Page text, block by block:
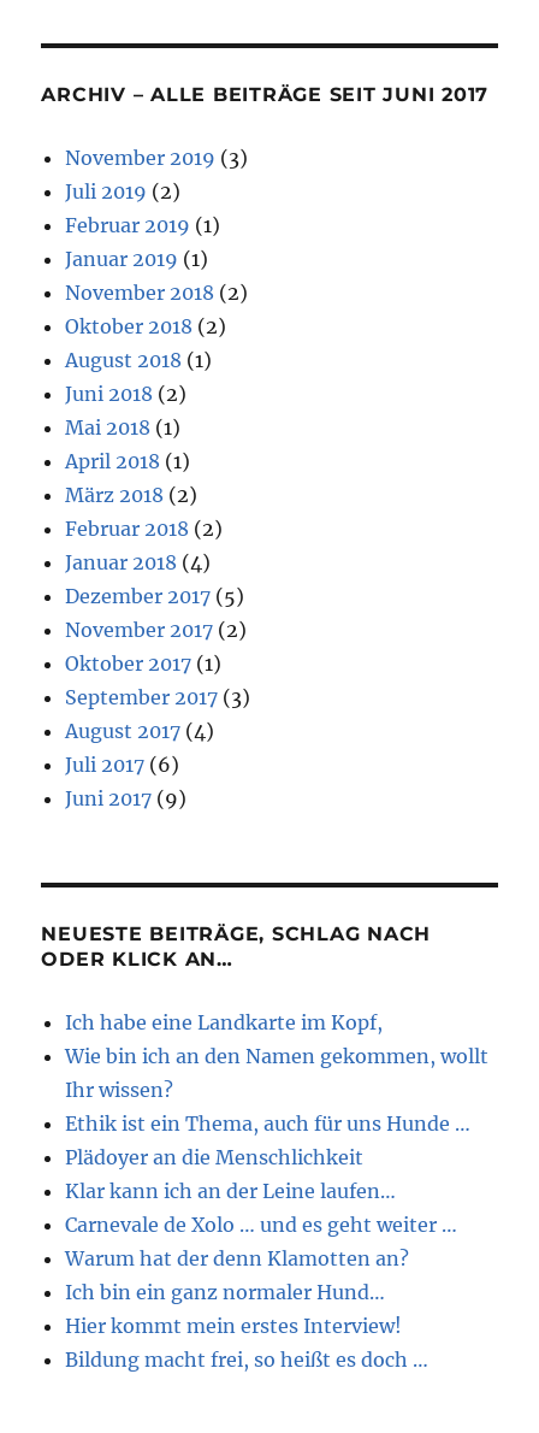
ARCHIV – ALLE BEITRÄGE SEIT JUNI 2017
November 2019 (3)
Juli 2019 (2)
Februar 2019 (1)
Januar 2019 (1)
November 2018 (2)
Oktober 2018 (2)
August 2018 (1)
Juni 2018 (2)
Mai 2018 (1)
April 2018 (1)
März 2018 (2)
Februar 2018 (2)
Januar 2018 (4)
Dezember 2017 (5)
November 2017 (2)
Oktober 2017 (1)
September 2017 (3)
August 2017 (4)
Juli 2017 (6)
Juni 2017 (9)
NEUESTE BEITRÄGE, SCHLAG NACH
ODER KLICK AN…
Ich habe eine Landkarte im Kopf,
Wie bin ich an den Namen gekommen, wollt
Ihr wissen?
Ethik ist ein Thema, auch für uns Hunde …
Plädoyer an die Menschlichkeit
Klar kann ich an der Leine laufen…
Carnevale de Xolo … und es geht weiter …
Warum hat der denn Klamotten an?
Ich bin ein ganz normaler Hund…
Hier kommt mein erstes Interview!
Bildung macht frei, so heißt es doch …